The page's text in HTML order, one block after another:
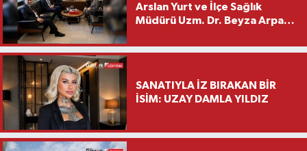
Arslan Yurt ve İlçe Sağlık
Müdürü Uzm. Dr. Beyza Arpacı
Ziyareti
SANATIYLA İZ BIRAKAN BİR
İSİM: UZAY DAMLA YILDIZ